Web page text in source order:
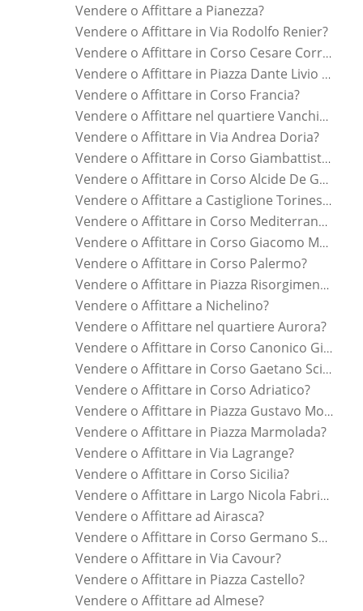
Vendere o Affittare a Pianezza?
Vendere o Affittare in Via Rodolfo Renier?
Vendere o Affittare in Corso Cesare Correnti?
Vendere o Affittare in Piazza Dante Livio Bianco?
Vendere o Affittare in Corso Francia?
Vendere o Affittare nel quartiere Vanchiglia?
Vendere o Affittare in Via Andrea Doria?
Vendere o Affittare in Corso Giambattista Beccaria?
Vendere o Affittare in Corso Alcide De Gasperi?
Vendere o Affittare a Castiglione Torinese?
Vendere o Affittare in Corso Mediterraneo?
Vendere o Affittare in Corso Giacomo Matteotti?
Vendere o Affittare in Corso Palermo?
Vendere o Affittare in Piazza Risorgimento?
Vendere o Affittare a Nichelino?
Vendere o Affittare nel quartiere Aurora?
Vendere o Affittare in Corso Canonico Giuseppe Allamano?
Vendere o Affittare in Corso Gaetano Scirea?
Vendere o Affittare in Corso Adriatico?
Vendere o Affittare in Piazza Gustavo Modena?
Vendere o Affittare in Piazza Marmolada?
Vendere o Affittare in Via Lagrange?
Vendere o Affittare in Corso Sicilia?
Vendere o Affittare in Largo Nicola Fabrizi?
Vendere o Affittare ad Airasca?
Vendere o Affittare in Corso Germano Sommeiller?
Vendere o Affittare in Via Cavour?
Vendere o Affittare in Piazza Castello?
Vendere o Affittare ad Almese?